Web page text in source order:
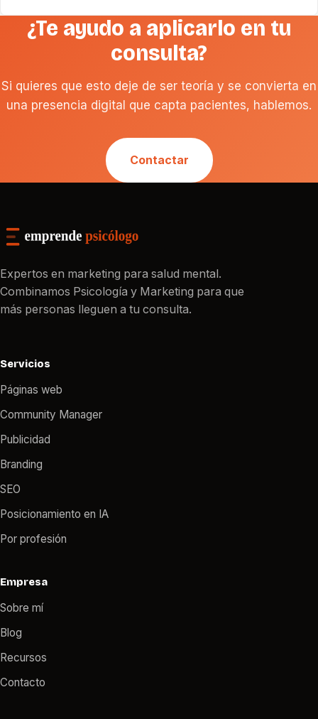
¿Te ayudo a aplicarlo en tu
consulta?
Si quieres que esto deje de ser teoría y se convierta en
una presencia digital que capta pacientes, hablemos.
Contactar
Expertos en marketing para salud mental.
Combinamos Psicología y Marketing para que
más personas lleguen a tu consulta.
Servicios
Páginas web
Community Manager
Publicidad
Branding
SEO
Posicionamiento en IA
Por profesión
Empresa
Sobre mí
Blog
Recursos
Contacto